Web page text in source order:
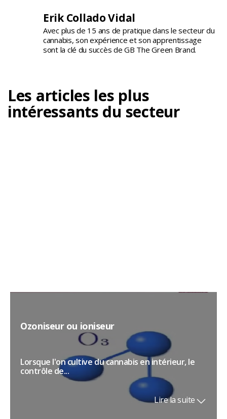
Erik Collado Vidal
Avec plus de 15 ans de pratique dans le secteur du
cannabis, son expérience et son apprentissage
sont la clé du succès de GB The Green Brand.
Les articles les plus
intéressants du secteur
Ozoniseur ou ioniseur
Lorsque l'on cultive du cannabis en intérieur, le
contrôle de...
Lire la suite